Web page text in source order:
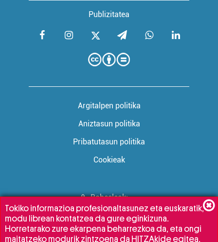
Publizitatea
Argitalpen politika
Aniztasun politika
Pribatutasun politika
Cookieak
Babesleak:
Tokiko informazioa profesionaltasunez eta euskaratik,
modu librean kontatzea da gure eginkizuna.
Horretarako zure ekarpena beharrezkoa da, eta ongi
maitatzeko modurik zintzoena da HITZAkide egitea.